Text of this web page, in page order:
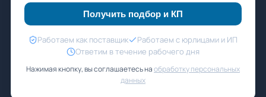
Получить подбор и КП
Работаем как поставщик
Работаем с юрлицами и ИП
Ответим в течение рабочего дня
Нажимая кнопку, вы соглашаетесь наобработку персональных
данных